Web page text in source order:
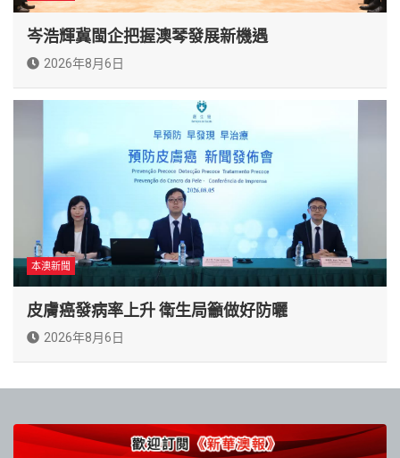
岑浩輝冀閩企把握澳琴發展新機遇
2026年8月6日
本澳新聞
皮膚癌發病率上升 衛生局籲做好防曬
2026年8月6日